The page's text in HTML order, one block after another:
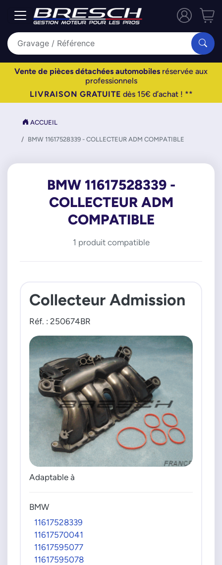
Vente de pièces détachées automobiles réservée aux
professionnels
LIVRAISON GRATUITE dès 15€ d’achat ! **
ACCUEIL
BMW 11617528339 - COLLECTEUR ADM COMPATIBLE
BMW 11617528339 -
COLLECTEUR ADM
COMPATIBLE
1 produit compatible
Collecteur Admission
Réf. : 250674BR
Adaptable à
BMW
11617528339
11617570041
11617595077
11617595078